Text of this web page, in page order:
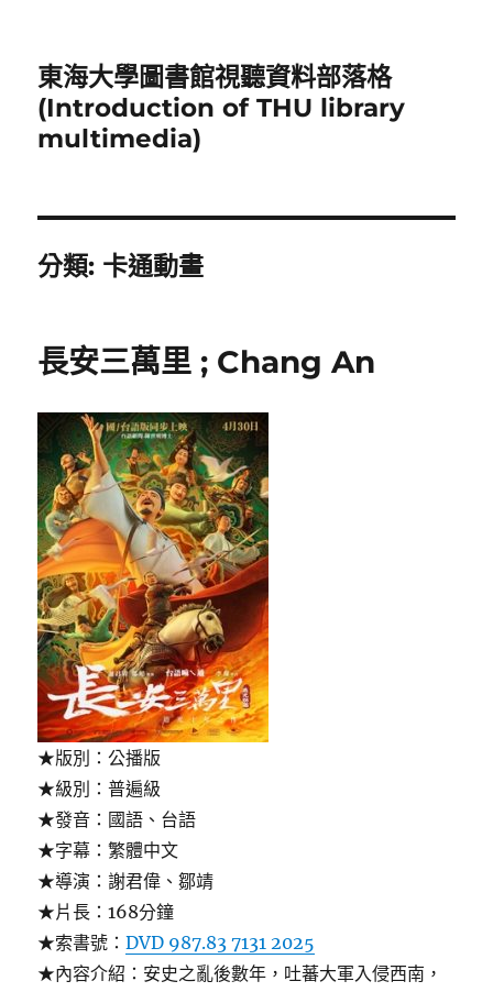
東海大學圖書館視聽資料部落格
(Introduction of THU library
multimedia)
分類: 卡通動畫
長安三萬里 ; Chang An
★版別：公播版
★級別：普遍級
★發音：國語、台語
★字幕：繁體中文
★導演：謝君偉、鄒靖
★片長：168分鐘
★索書號：DVD 987.83 7131 2025
★內容介紹：安史之亂後數年，吐蕃大軍入侵西南，